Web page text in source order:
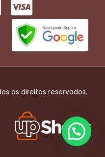
os direitos reservados.